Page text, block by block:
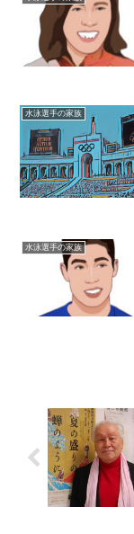
水泳選手の家族
水泳選手の家族